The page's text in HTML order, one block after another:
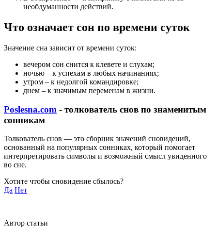
необдуманности действий.
Что означает сон по времени суток
Значение сна зависит от времени суток:
вечером сон снится к клевете и слухам;
ночью – к успехам в любых начинаниях;
утром – к недолгой командировке;
днем – к значимым переменам в жизни.
Poslesna.com - толкователь снов по знаменитым
сонникам
Толкователь снов — это сборник значений сновидений,
основанный на популярных сонниках, который помогает
интерпретировать символы и возможный смысл увиденного
во сне.
Хотите чтобы сновидение сбылось?
Да Нет
Автор статьи